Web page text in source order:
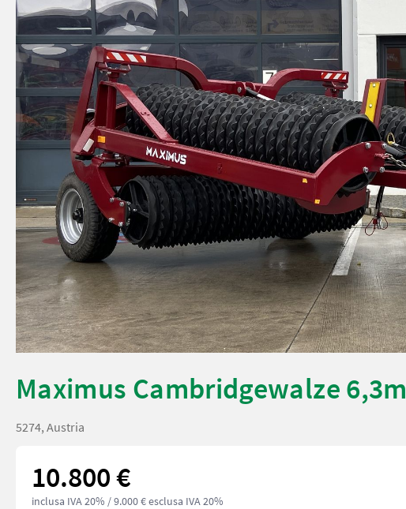
Maximus Cambridgewalze 6,3m
5274, Austria
10.800 €
inclusa IVA 20% / 9.000 € esclusa IVA 20%